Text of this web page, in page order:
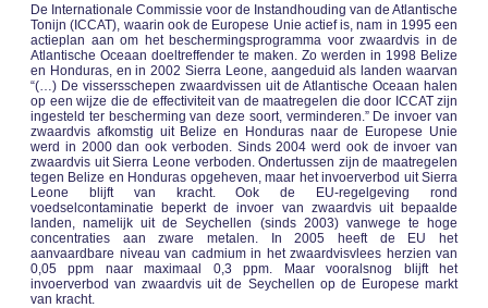
De Internationale Commissie voor de Instandhouding van de Atlantische
Tonijn (ICCAT), waarin ook de Europese Unie actief is, nam in 1995 een
actieplan aan om het beschermingsprogramma voor zwaardvis in de
Atlantische Oceaan doeltreffender te maken. Zo werden in 1998 Belize
en Honduras, en in 2002 Sierra Leone, aangeduid als landen waarvan
“(…) De vissersschepen zwaardvissen uit de Atlantische Oceaan halen
op een wijze die de effectiviteit van de maatregelen die door ICCAT zijn
ingesteld ter bescherming van deze soort, verminderen.” De invoer van
zwaardvis afkomstig uit Belize en Honduras naar de Europese Unie
werd in 2000 dan ook verboden. Sinds 2004 werd ook de invoer van
zwaardvis uit Sierra Leone verboden. Ondertussen zijn de maatregelen
tegen Belize en Honduras opgeheven, maar het invoerverbod uit Sierra
Leone blijft van kracht. Ook de EU-regelgeving rond
voedselcontaminatie beperkt de invoer van zwaardvis uit bepaalde
landen, namelijk uit de Seychellen (sinds 2003) vanwege te hoge
concentraties aan zware metalen. In 2005 heeft de EU het
aanvaardbare niveau van cadmium in het zwaardvisvlees herzien van
0,05 ppm naar maximaal 0,3 ppm. Maar vooralsnog blijft het
invoerverbod van zwaardvis uit de Seychellen op de Europese markt
van kracht.